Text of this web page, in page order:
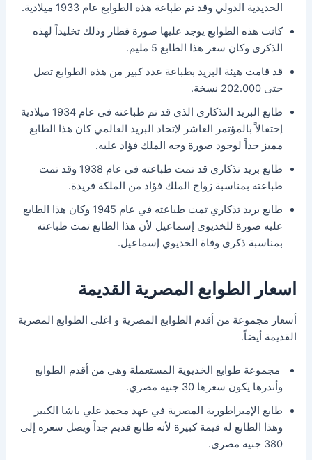
الحديدية الدولي وقد تم طباعة هذه الطوابع عام 1933 ميلادية.
كانت هذه الطوابع يوجد عليها صورة قطار وذلك تخليداً لهذه
الذكرى وكان سعر هذا الطابع 5 مليم.
قد قامت هيئة البريد بطباعة عدد كبير من هذه الطوابع تصل
حتى 202.000 نسخة.
طابع البريد التذكاري الذي قد تم طباعته في عام 1934 ميلادية
إحتفالاً بالمؤتمر العاشر لإتحاد البريد العالمي كان هذا الطابع
مميز جداً لوجود صورة وجه الملك فؤاد عليه.
طابع بريد تذكاري قد تمت طباعته في عام 1938 وقد تمت
طباعته بمناسبة زواج الملك فؤاد من الملكة فريدة.
طابع بريد تذكاري تمت طباعته في عام 1945 وكان هذا الطابع
عليه صورة للخديوي إسماعيل لأن هذا الطابع تمت طباعته
بمناسبة ذكرى وفاة الخديوي إسماعيل.
اسعار الطوابع المصرية القديمة
أسعار مجموعة من أقدم الطوابع المصرية و اغلى الطوابع المصرية
القديمة أيضاً.
مجموعة طوابع الخديوية المستعملة وهي من أقدم الطوابع
وأندرها يكون سعرها 30 جنيه مصري.
طابع الإمبراطورية المصرية في عهد محمد علي باشا الكبير
وهذا الطابع له قيمة كبيرة لأنه طابع قديم جداً ويصل سعره إلى
380 جنيه مصري.